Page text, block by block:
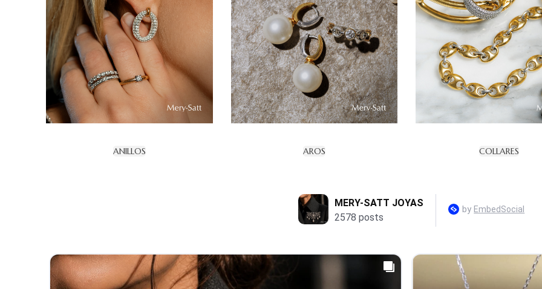
ANILLOS AROS COLLARES